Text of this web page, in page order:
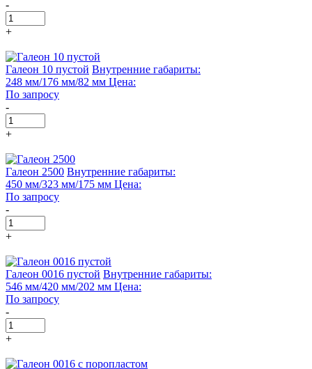
-
+
Галеон 10 пустой Внутренние габариты:
248 мм/176 мм/82 мм Цена:
По запросу
-
+
Галеон 2500 Внутренние габариты:
450 мм/323 мм/175 мм Цена:
По запросу
-
+
Галеон 0016 пустой Внутренние габариты:
546 мм/420 мм/202 мм Цена:
По запросу
-
+